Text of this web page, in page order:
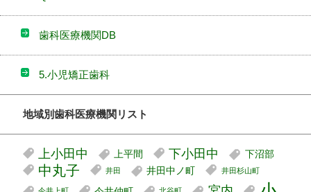
歯科医療機関DB
5.小児矯正歯科
地域別歯科医療機関リスト
上小田中 上平間 下小田中 下沼部
中丸子 井田 井田中ノ町 井田杉山町